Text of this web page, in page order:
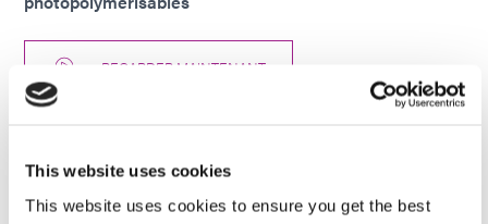
This website uses cookies
This website uses cookies to ensure you get the best
REGARDER MAINTENANT
Article : Augmenter les performances des PCB grâce
aux revêtements conformes et aux résines de